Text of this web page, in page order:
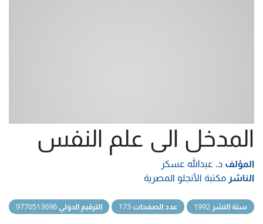
المدخل الى علم النفس
المؤلف د. عبدالله عسكر
الناشر مكتبة الأنجلو المصرية
سنة النشر عدد الصفحات الترقيم الدولي